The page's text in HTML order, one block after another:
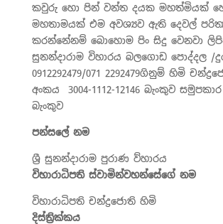
කවුරු හො පින් වන්ත දයක මහත්මියක්
මහතාමයක් එම අවශ්‍යව ඇති දෙවල්
කරන්නේනම් බොහොම පිං සිදු වෙනවා
සුනන්දාරාම විහාරය බලගොඩ පොද්දල /
0912292479/071 2292479ගිනුම් හිමි
අංකය 3004-1112-12146 බැංකුව සමුපකාර
බැංකුව
පන්සලේ නම
ශ්‍රී සුනන්දාරාමපුරාණ ව්හාරය
විහාරාධිපති ස්වාමින්වහන්සේගේ නම
විහාරාධිපති චන්ද්‍රජොති හිමි
දිස්ත්‍රික්කය